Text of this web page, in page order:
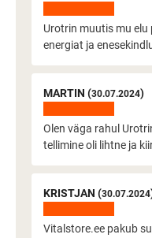
Urotrin muutis mu
energiat ja
MARTIN (30.07.2024)
Olen väga rahul
tellimine oli lihtne ja
KRISTJAN (30.07.2024
Vitalstore.ee pakub